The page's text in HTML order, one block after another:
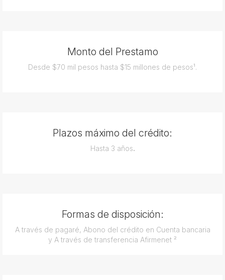
Monto del Prestamo
Desde $70 mil pesos hasta $15 millones de pesos¹.
Plazos máximo del crédito:
Hasta 3 años.
Formas de disposición:
A través de pagaré, Abono del crédito en Cuenta bancaria
y A través de transferencia Afirmenet ²